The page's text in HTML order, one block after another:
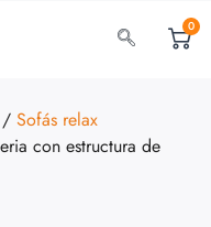
0
/ Sofás relax
con estructura de